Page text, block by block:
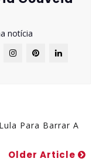
notícia
Para Barrar A
Older Article